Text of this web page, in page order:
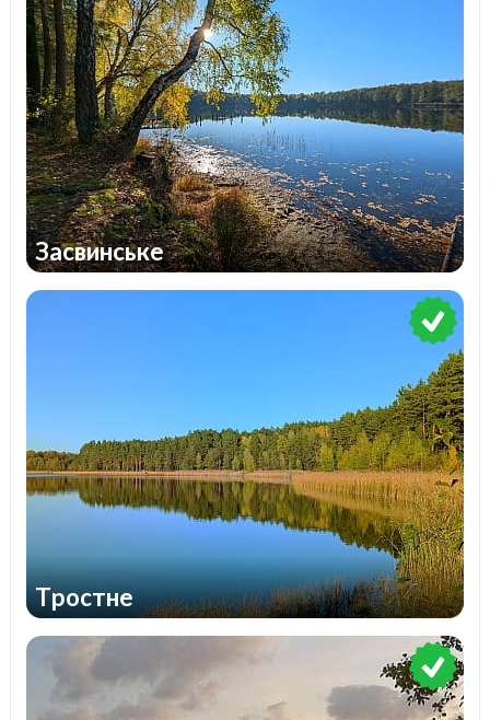
організувати пікнік чи розбити табір для ночівлі.
Головне - не забудьте, що ви гості та потрібно
прибрати всі сліди вашого перебування на
локації. Ваше сміття - ваша відповідальність!
Засвинське
Тростне